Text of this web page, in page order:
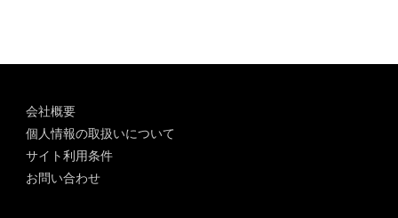
会社概要
個人情報の取扱いについて
サイト利用条件
お問い合わせ